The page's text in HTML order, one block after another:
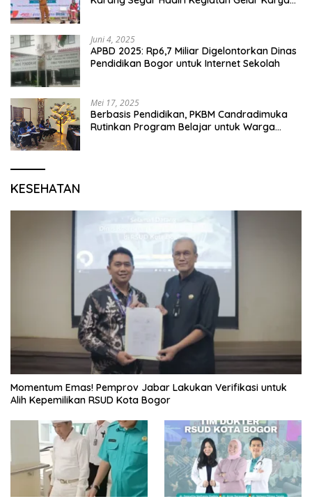
Juni 4, 2025
APBD 2025: Rp6,7 Miliar Digelontorkan Dinas
Pendidikan Bogor untuk Internet Sekolah
Mei 17, 2025
Berbasis Pendidikan, PKBM Candradimuka
Rutinkan Program Belajar untuk Warga
KESEHATAN
Momentum Emas! Pemprov Jabar Lakukan Verifikasi untuk
Alih Kepemilikan RSUD Kota Bogor